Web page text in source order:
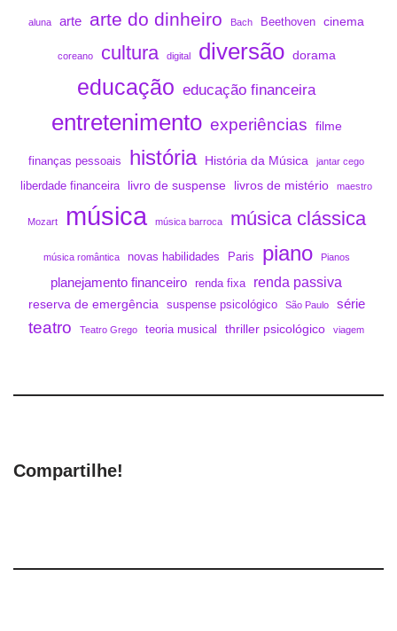
aluna arte arte do dinheiro Bach Beethoven cinema
coreano cultura digital diversão dorama
educação educação financeira
entretenimento experiências filme
finanças pessoais história História da Música jantar cego
liberdade financeira livro de suspense livros de mistério maestro
Mozart música música barroca música clássica
música romântica novas habilidades Paris piano Pianos
planejamento financeiro renda fixa renda passiva
reserva de emergência suspense psicológico São Paulo série
teatro Teatro Grego teoria musical thriller psicológico viagem
Compartilhe!